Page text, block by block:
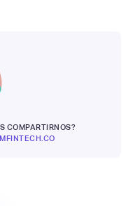
COMPARTIRNOS?